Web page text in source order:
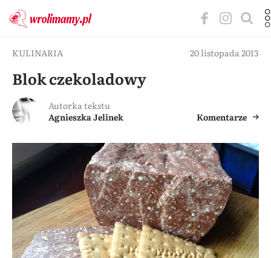
KULINARIA 20 listopada 2013
Blok czekoladowy
Autorka tekstu
Agnieszka Jelinek
Komentarze